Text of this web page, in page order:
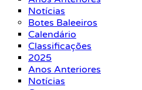
Notícias
Botes Baleeiros
Calendário
Classificações
2025
Anos Anteriores
Notícias